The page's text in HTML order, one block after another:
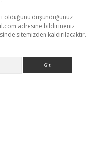
olduğunu düşündüğünüz
adresine bildirmeniz
sitemizden kaldırılacaktır.